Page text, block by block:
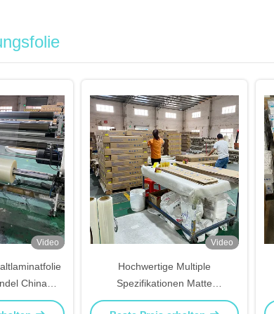
Video
China
Video
Hochwertige Multiple
Spezifikationen Matte
Kaltlaminiert Film Fabrik